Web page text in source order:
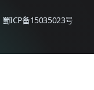
蜀ICP备15035023号